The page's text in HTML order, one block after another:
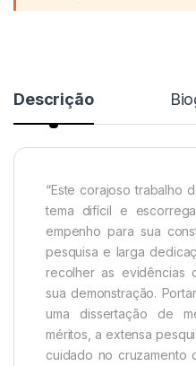
Descrição
“Este corajoso trabalho
tema difícil e
empenho para sua
pesquisa e larga
recolher as evidências
sua demonstração.
uma dissertação de
méritos, a extensa
cuidado no cruzamento